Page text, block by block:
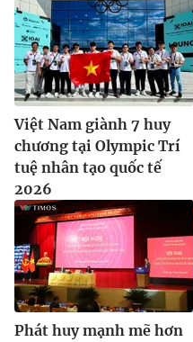
Việt Nam giành 7 huy
chương tại Olympic Trí
tuệ nhân tạo quốc tế
2026
Phát huy mạnh mẽ hơn